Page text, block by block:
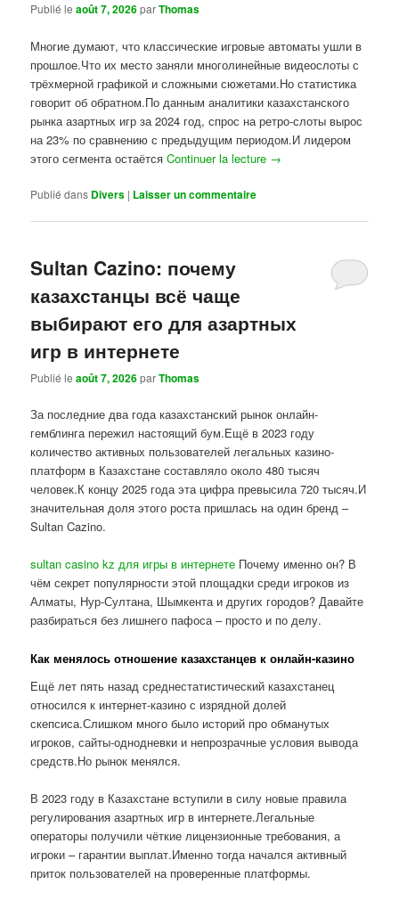
Publié leaoût 7, 2026parThomas
Многие думают, что классические игровые автоматы ушли в
прошлое.Что их место заняли многолинейные видеослоты с
трёхмерной графикой и сложными сюжетами.Но статистика
говорит об обратном.По данным аналитики казахстанского
рынка азартных игр за 2024 год, спрос на ретро-слоты вырос
на 23% по сравнению с предыдущим периодом.И лидером
этого сегмента остаётсяContinuer la lecture →
Publié dans Divers | Laisser un commentaire
Sultan Cazino: почему
казахстанцы всё чаще
выбирают его для азартных
игр в интернете
Publié leaoût 7, 2026parThomas
За последние два года казахстанский рынок онлайн-
гемблинга пережил настоящий бум.Ещё в 2023 году
количество активных пользователей легальных казино-
платформ в Казахстане составляло около 480 тысяч
человек.К концу 2025 года эта цифра превысила 720 тысяч.И
значительная доля этого роста пришлась на один бренд –
Sultan Cazino.
sultan casino kz для игры в интернете Почему именно он? В
чём секрет популярности этой площадки среди игроков из
Алматы, Нур-Султана, Шымкента и других городов? Давайте
разбираться без лишнего пафоса – просто и по делу.
Как менялось отношение казахстанцев к онлайн-казино
Ещё лет пять назад среднестатистический казахстанец
относился к интернет-казино с изрядной долей
скепсиса.Слишком много было историй про обманутых
игроков, сайты-однодневки и непрозрачные условия вывода
средств.Но рынок менялся.
В 2023 году в Казахстане вступили в силу новые правила
регулирования азартных игр в интернете.Легальные
операторы получили чёткие лицензионные требования, а
игроки – гарантии выплат.Именно тогда начался активный
приток пользователей на проверенные платформы.